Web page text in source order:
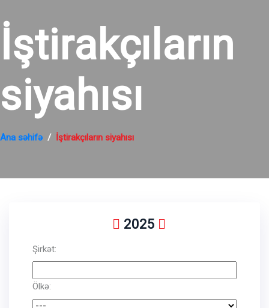
İştirakçıların
siyahısı
Ana səhifə İştirakçıların siyahısı
2025
Şirkət:
Ölkə: